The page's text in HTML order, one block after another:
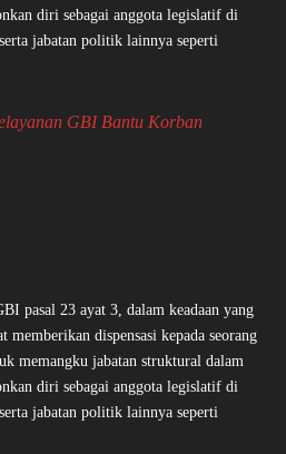
diri sebagai anggota legislatif di
jabatan politik lainnya seperti
GBI Bantu Korban
pasal 23 ayat 3, dalam keadaan yang
memberikan dispensasi kepada seorang
memangku jabatan struktural dalam
diri sebagai anggota legislatif di
jabatan politik lainnya seperti